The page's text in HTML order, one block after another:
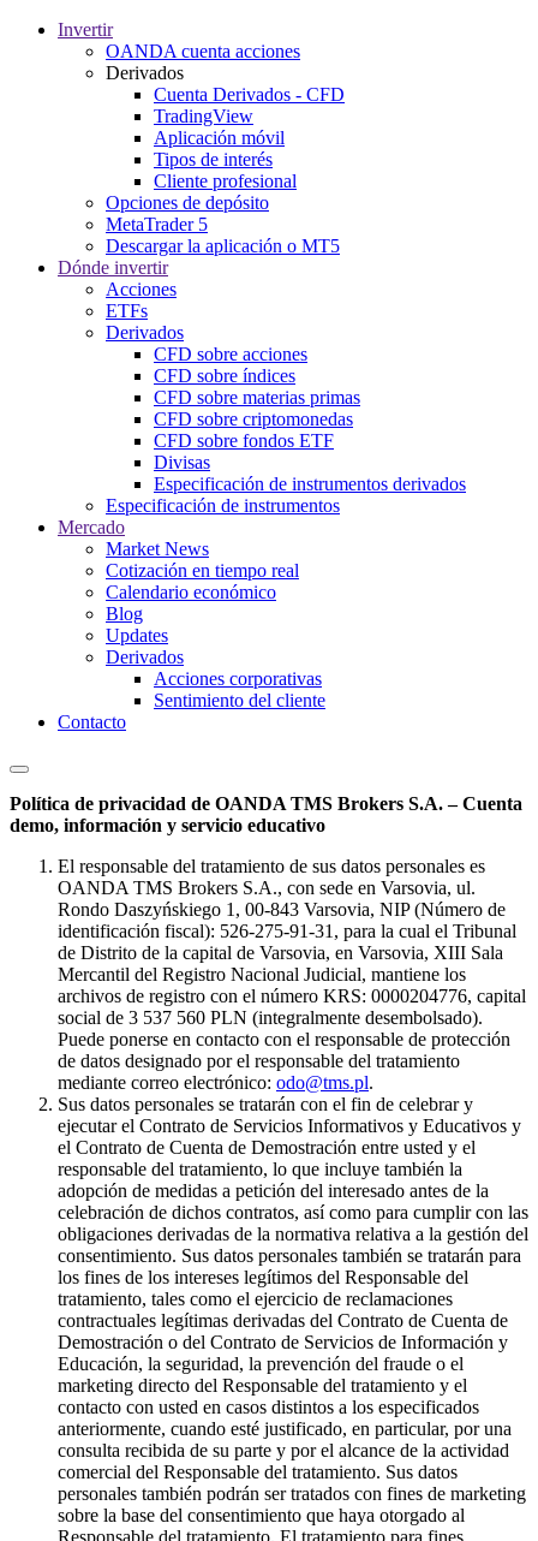
Invertir
OANDA cuenta acciones
Derivados
Cuenta Derivados - CFD
TradingView
Aplicación móvil
Tipos de interés
Cliente profesional
Opciones de depósito
MetaTrader 5
Descargar la aplicación o MT5
Dónde invertir
Acciones
ETFs
Derivados
CFD sobre acciones
CFD sobre índices
CFD sobre materias primas
CFD sobre criptomonedas
CFD sobre fondos ETF
Divisas
Especificación de instrumentos derivados
Especificación de instrumentos
Mercado
Market News
Cotización en tiempo real
Calendario económico
Blog
Updates
Derivados
Acciones corporativas
Sentimiento del cliente
Contacto
Política de privacidad de OANDA TMS Brokers S.A. – Cuenta
demo, información y servicio educativo
El responsable del tratamiento de sus datos personales es
OANDA TMS Brokers S.A., con sede en Varsovia, ul.
Rondo Daszyńskiego 1, 00-843 Varsovia, NIP (Número de
identificación fiscal): 526-275-91-31, para la cual el Tribunal
de Distrito de la capital de Varsovia, en Varsovia, XIII Sala
Mercantil del Registro Nacional Judicial, mantiene los
archivos de registro con el número KRS: 0000204776, capital
social de 3 537 560 PLN (integralmente desembolsado).
Puede ponerse en contacto con el responsable de protección
de datos designado por el responsable del tratamiento
mediante correo electrónico: odo@tms.pl.
Sus datos personales se tratarán con el fin de celebrar y
ejecutar el Contrato de Servicios Informativos y Educativos y
el Contrato de Cuenta de Demostración entre usted y el
responsable del tratamiento, lo que incluye también la
adopción de medidas a petición del interesado antes de la
celebración de dichos contratos, así como para cumplir con las
obligaciones derivadas de la normativa relativa a la gestión del
consentimiento. Sus datos personales también se tratarán para
los fines de los intereses legítimos del Responsable del
tratamiento, tales como el ejercicio de reclamaciones
contractuales legítimas derivadas del Contrato de Cuenta de
Demostración o del Contrato de Servicios de Información y
Educación, la seguridad, la prevención del fraude o el
marketing directo del Responsable del tratamiento y el
contacto con usted en casos distintos a los especificados
anteriormente, cuando esté justificado, en particular, por una
consulta recibida de su parte y por el alcance de la actividad
comercial del Responsable del tratamiento. Sus datos
personales también podrán ser tratados con fines de marketing
sobre la base del consentimiento que haya otorgado al
Responsable del tratamiento. El tratamiento para fines